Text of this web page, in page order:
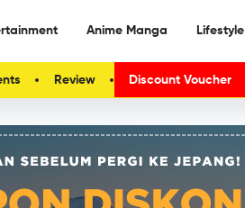
Anime Manga Lifestyle
Review Discount Voucher